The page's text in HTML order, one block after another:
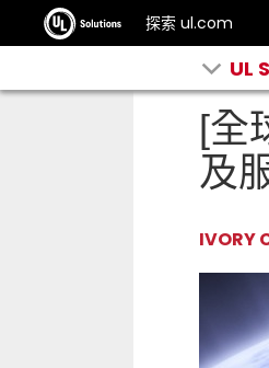
探索 ul.com
UL
[全
及
IVORY